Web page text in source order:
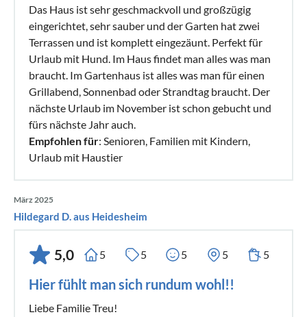
Das Haus ist sehr geschmackvoll und großzügig
eingerichtet, sehr sauber und der Garten hat zwei
Terrassen und ist komplett eingezäunt. Perfekt für
Urlaub mit Hund. Im Haus findet man alles was man
braucht. Im Gartenhaus ist alles was man für einen
Grillabend, Sonnenbad oder Strandtag braucht. Der
nächste Urlaub im November ist schon gebucht und
fürs nächste Jahr auch.
Empfohlen für: Senioren, Familien mit Kindern,
Urlaub mit Haustier
März 2025
Hildegard D. aus Heidesheim
5,0 5 5 5 5 5
Hier fühlt man sich rundum wohl!!
Liebe Familie Treu!